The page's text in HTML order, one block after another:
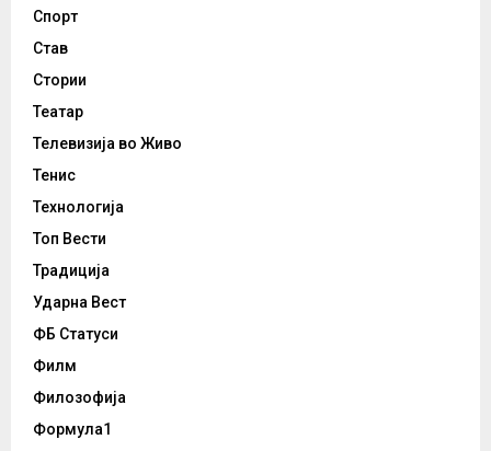
Спорт
Став
Стории
Театар
Телевизија во Живо
Тенис
Технологија
Топ Вести
Традиција
Ударна Вест
ФБ Статуси
Филм
Филозофија
Формула1